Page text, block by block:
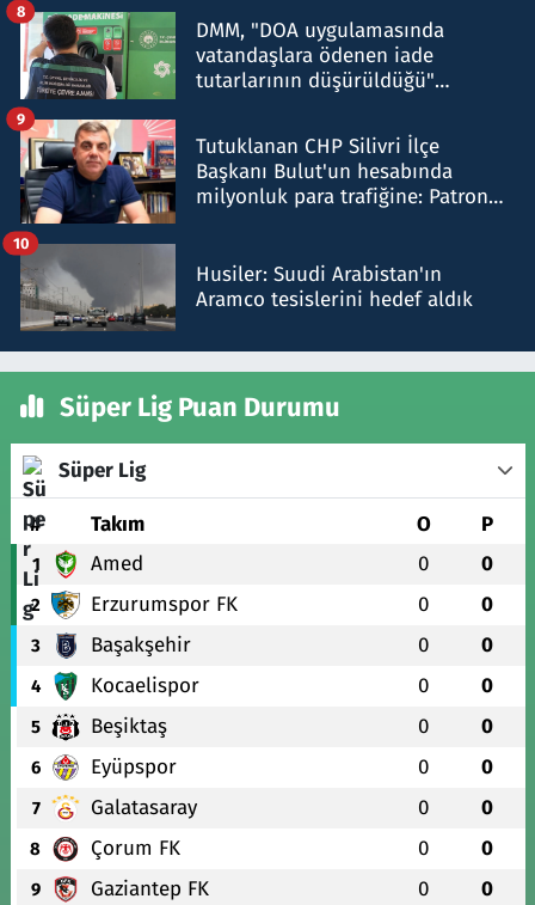
DMM, "DOA uygulamasında
vatandaşlara ödenen iade
tutarlarının düşürüldüğü"
8
Tutuklanan CHP Silivri İlçe
Başkanı Bulut'un hesabında
milyonluk para trafiğine: Patron
9
Husiler: Suudi Arabistan'ın
Aramco tesislerini hedef aldık
10
Süper Lig Puan Durumu
Süper Lig
# Takım O P
1 Amed 0 0
2 Erzurumspor FK 0 0
3 Başakşehir 0 0
4 Kocaelispor 0 0
5 Beşiktaş 0 0
6 Eyüpspor 0 0
7 Galatasaray 0 0
8 Çorum FK 0 0
9 Gaziantep FK 0 0